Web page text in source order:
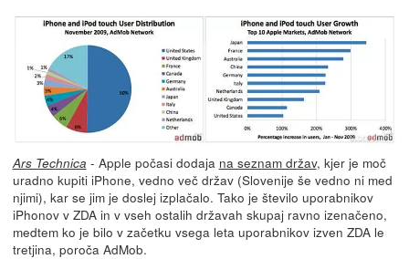
Ars Technica - Apple počasi dodaja na seznam držav, kjer je moč
uradno kupiti iPhone, vedno več držav (Slovenije še vedno ni med
njimi), kar se jim je doslej izplačalo. Tako je število uporabnikov
iPhonov v ZDA in v vseh ostalih državah skupaj ravno izenačeno,
medtem ko je bilo v začetku vsega leta uporabnikov izven ZDA le
tretjina, poroča AdMob.